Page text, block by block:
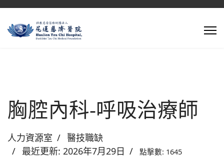
胸腔內科-呼吸治療師
人力資源室
醫技職缺
最近更新: 2026年7月29日
點擊數: 1645